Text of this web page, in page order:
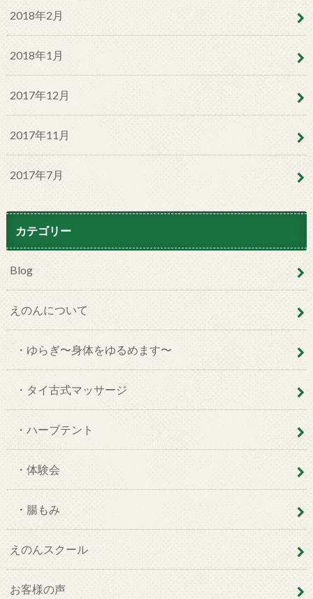
2018年2月
2018年1月
2017年12月
2017年11月
2017年7月
カテゴリー
Blog
えのんについて
・ゆらぎ〜身体をゆるめます〜
・タイ古式マッサージ
・ハーブテント
・体験会
・腸もみ
えのんスクール
お客様の声